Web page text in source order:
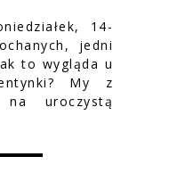
14-
jedni
to wygląda u
My z
uroczystą